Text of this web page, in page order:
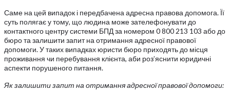
Саме на цей випадок і передбачена адресна правова допомога. Її
суть полягає у тому, що людина може зателефонувати до
контактного центру системи БПД за номером 0 800 213 103 або до
бюро та залишити запит на отримання адресної правової
допомоги. У таких випадках юристи бюро приходять до місця
проживання чи перебування клієнта, аби роз’яснити юридичні
аспекти порушеного питання.
Як залишити запит на отримання адресної правової допомоги: